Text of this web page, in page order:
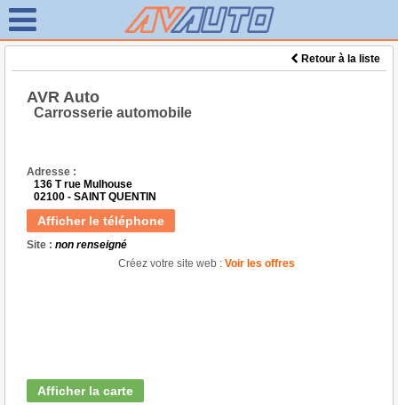
Retour à la liste
AVR Auto
Carrosserie automobile
Adresse :
136 T rue Mulhouse
02100 - SAINT QUENTIN
Afficher le téléphone
Site : non renseigné
Créez votre site web : Voir les offres
Afficher la carte